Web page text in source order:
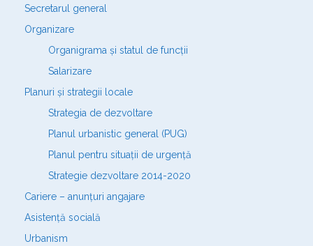
Secretarul general
Organizare
Organigrama și statul de funcții
Salarizare
Planuri și strategii locale
Strategia de dezvoltare
Planul urbanistic general (PUG)
Planul pentru situații de urgență
Strategie dezvoltare 2014-2020
Cariere – anunțuri angajare
Asistență socială
Urbanism